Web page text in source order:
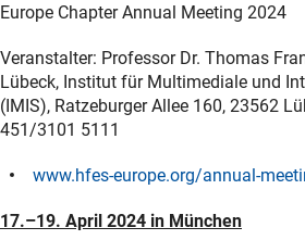
Europe Chapter Annual Meeting 2024
Veranstalter: Professor Dr. Thomas
Lübeck, Institut für Multimediale und
(IMIS), Ratzeburger Allee 160, 23562
451/3101 5111
www.hfes-europe.org/annual-
17.–19. April 2024 in München